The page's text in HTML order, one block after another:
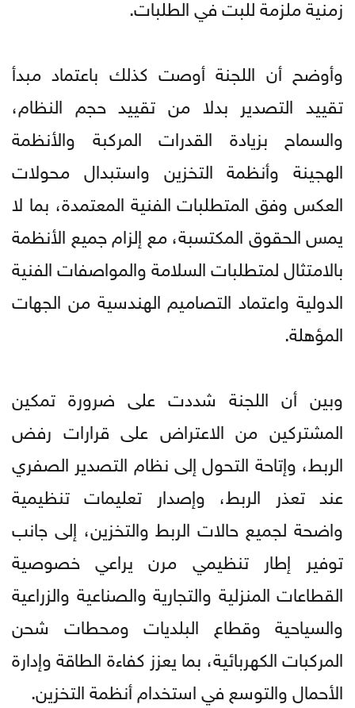
وأوضح أن اللجنة أوصت كذلك باعتماد مبدأ
تقييد التصدير بدلا من تقييد حجم النظام،
والسماح بزيادة القدرات المركبة والأنظمة
الهجينة وأنظمة التخزين واستبدال محولات
العكس وفق المتطلبات الفنية المعتمدة، بما لا
يمس الحقوق المكتسبة، مع إلزام جميع الأنظمة
بالامتثال لمتطلبات السلامة والمواصفات الفنية
الدولية واعتماد التصاميم الهندسية من الجهات
المؤهلة.
وبين أن اللجنة شددت على ضرورة تمكين
المشتركين من الاعتراض على قرارات رفض
الربط، وإتاحة التحول إلى نظام التصدير الصفري
عند تعذر الربط، وإصدار تعليمات تنظيمية
واضحة لجميع حالات الربط والتخزين، إلى جانب
توفير إطار تنظيمي مرن يراعي خصوصية
القطاعات المنزلية والتجارية والصناعية والزراعية
والسياحية وقطاع البلديات ومحطات شحن
المركبات الكهربائية، بما يعزز كفاءة الطاقة وإدارة
الأحمال والتوسع في استخدام أنظمة التخزين.